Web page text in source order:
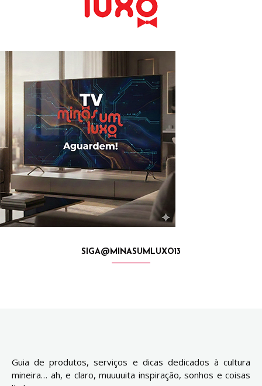
SIGA@MINASUMLUXO13
Guia de produtos, serviços e dicas dedicados à cultura
mineira… ah, e claro, muuuuita inspiração, sonhos e coisas